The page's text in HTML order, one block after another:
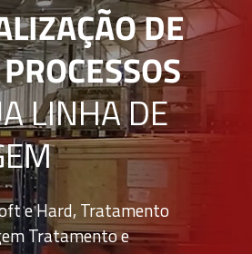
DE
LINHA DE
e Hard, Tratamento
Tratamento e